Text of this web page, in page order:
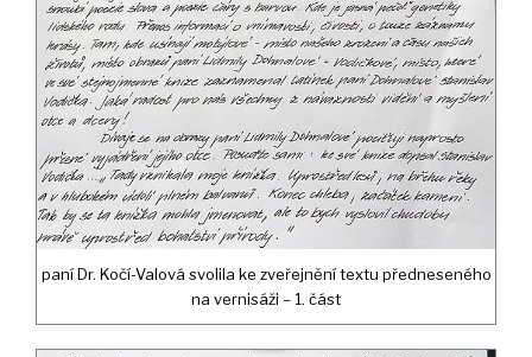
paní Dr. Kočí-Valová svolila ke zveřejnění textu předneseného
na vernisáži – 1. část